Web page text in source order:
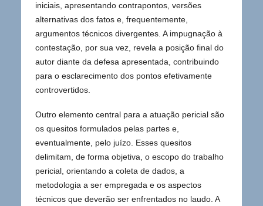
iniciais, apresentando contrapontos, versões
alternativas dos fatos e, frequentemente,
argumentos técnicos divergentes. A impugnação à
contestação, por sua vez, revela a posição final do
autor diante da defesa apresentada, contribuindo
para o esclarecimento dos pontos efetivamente
controvertidos.
Outro elemento central para a atuação pericial são
os quesitos formulados pelas partes e,
eventualmente, pelo juízo. Esses quesitos
delimitam, de forma objetiva, o escopo do trabalho
pericial, orientando a coleta de dados, a
metodologia a ser empregada e os aspectos
técnicos que deverão ser enfrentados no laudo. A